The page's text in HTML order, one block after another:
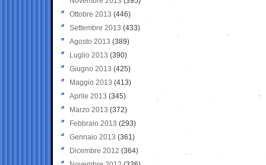
Ottobre 2013 (446)
Settembre 2013 (433)
Agosto 2013 (389)
Luglio 2013 (390)
Giugno 2013 (425)
Maggio 2013 (413)
Aprile 2013 (345)
Marzo 2013 (372)
Febbraio 2013 (293)
Gennaio 2013 (361)
Dicembre 2012 (364)